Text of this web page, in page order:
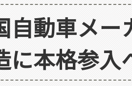
自動車メ
に本格参入